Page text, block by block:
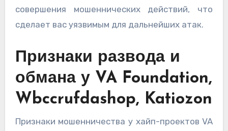
совершения мошеннических действий, что
сделает вас уязвимым для дальнейших атак.
Признаки развода и
обмана у VA Foundation,
Wbccrufdashop, Katiozon
Признаки мошенничества у хайп-проектов VA